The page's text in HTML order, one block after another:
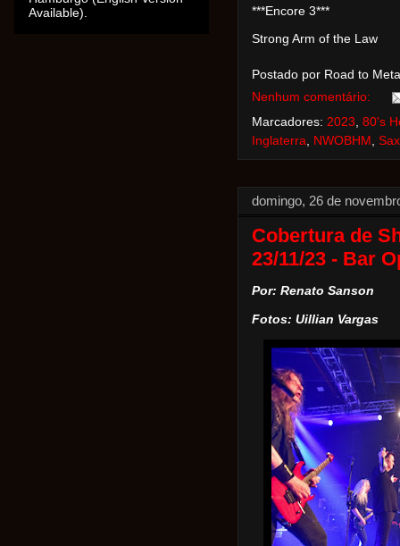
***Encore 3***
Strong Arm of the Law
Postado por Road to
Nenhum comentário:
Marcadores: 2023, 80's
Inglaterra, NWOBHM ,
domingo, 26 de
Cobertura de
23/11/23 - Bar
Por: Renato Sanson
Fotos: Uillian Vargas
Available).